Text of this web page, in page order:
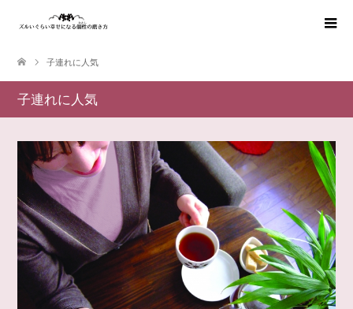
子連れに人気
子連れに人気